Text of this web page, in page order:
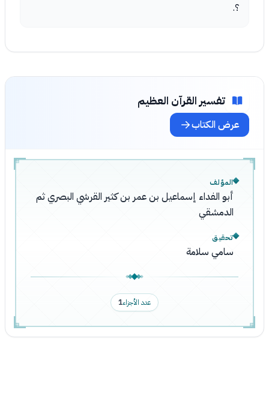
؟.
تفسير القرآن العظيم
عرض الكتاب
المؤلف
أبو الفداء إسماعيل بن عمر بن كثير القرشي البصري ثم
الدمشقي
تحقيق
سامي سلامة
عدد الأجزاء1